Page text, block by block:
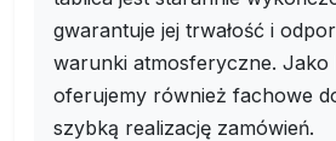
gwarantuje jej trwałość i
warunki atmosferyczne. Jako
oferujemy również fachowe
szybką realizację zamówień.